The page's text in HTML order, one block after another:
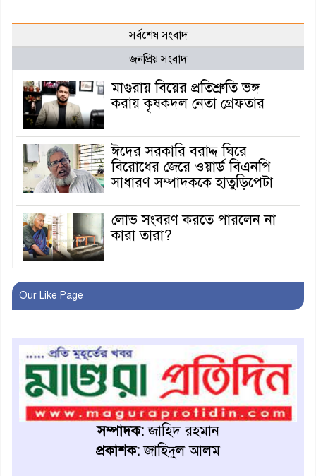
সর্বশেষ সংবাদ
জনপ্রিয় সংবাদ
মাগুরায় বিয়ের প্রতিশ্রুতি ভঙ্গ
করায় কৃষকদল নেতা গ্রেফতার
ঈদের সরকারি বরাদ্দ ঘিরে
বিরোধের জেরে ওয়ার্ড বিএনপি
সাধারণ সম্পাদককে হাতুড়িপেটা
লোভ সংবরণ করতে পারলেন না
কারা তারা?
অনূর্ধ্ব-১৭ জাতীয় চ্যাম্পিয়ন মাগুরা
রোববার থেকে ভারতীয় ট্যুরিস্ট
ভিসা চালু
মাগুরায় জাতীয় ভিটামিন ‘এ’ প্লাস
ক্যাম্পেইন উপলক্ষে সাংবাদিক
অবহিতকরণ
Our Like Page
সম্পাদক:জাহিদ রহমান
প্রকাশক:জাহিদুল আলম